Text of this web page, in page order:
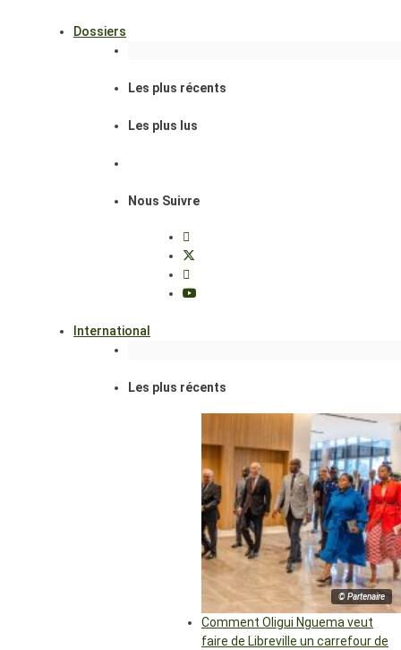
Dossiers
Les plus récents
Les plus lus
Nous Suivre
International
Les plus récents
© Partenaire
Comment Oligui Nguema veut
faire de Libreville un carrefour de